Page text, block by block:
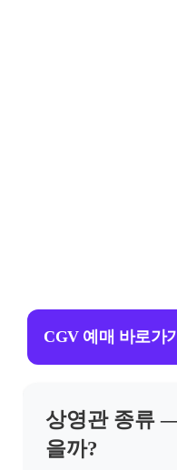
CGV 예매 바로가기
상영관 종류
을까?